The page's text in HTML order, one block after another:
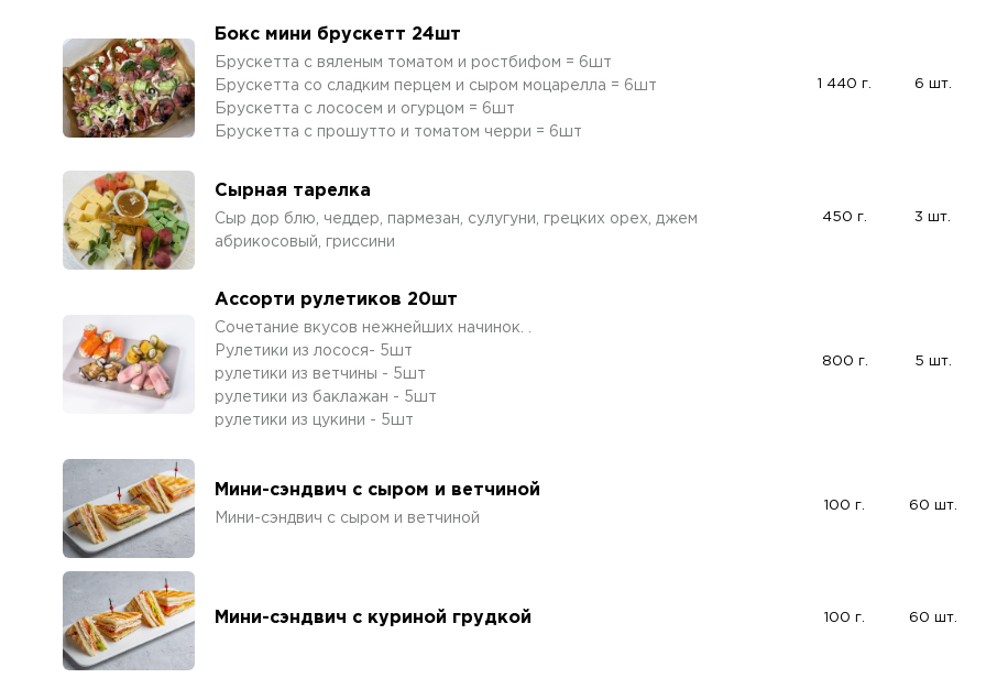
Бокс мини брускетт 24шт
Брускетта с вяленым томатом и ростбифом = 6шт
Брускетта со сладким перцем и сыром моцарелла = 6шт
Брускетта с лососем и огурцом = 6шт
Брускетта с прошутто и томатом черри = 6шт
1 440 г. 6 шт.
Сырная тарелка
Сыр дор блю, чеддер, пармезан, сулугуни, грецких орех, джем
абрикосовый, гриссини
450 г. 3 шт.
Ассорти рулетиков 20шт
Сочетание вкусов нежнейших начинок. .
Рулетики из лосося- 5шт
рулетики из ветчины - 5шт
рулетики из баклажан - 5шт
рулетики из цукини - 5шт
800 г. 5 шт.
Мини-сэндвич с сыром и ветчиной
Мини-сэндвич с сыром и ветчиной
100 г. 60 шт.
Мини-сэндвич с куриной грудкой 100 г. 60 шт.